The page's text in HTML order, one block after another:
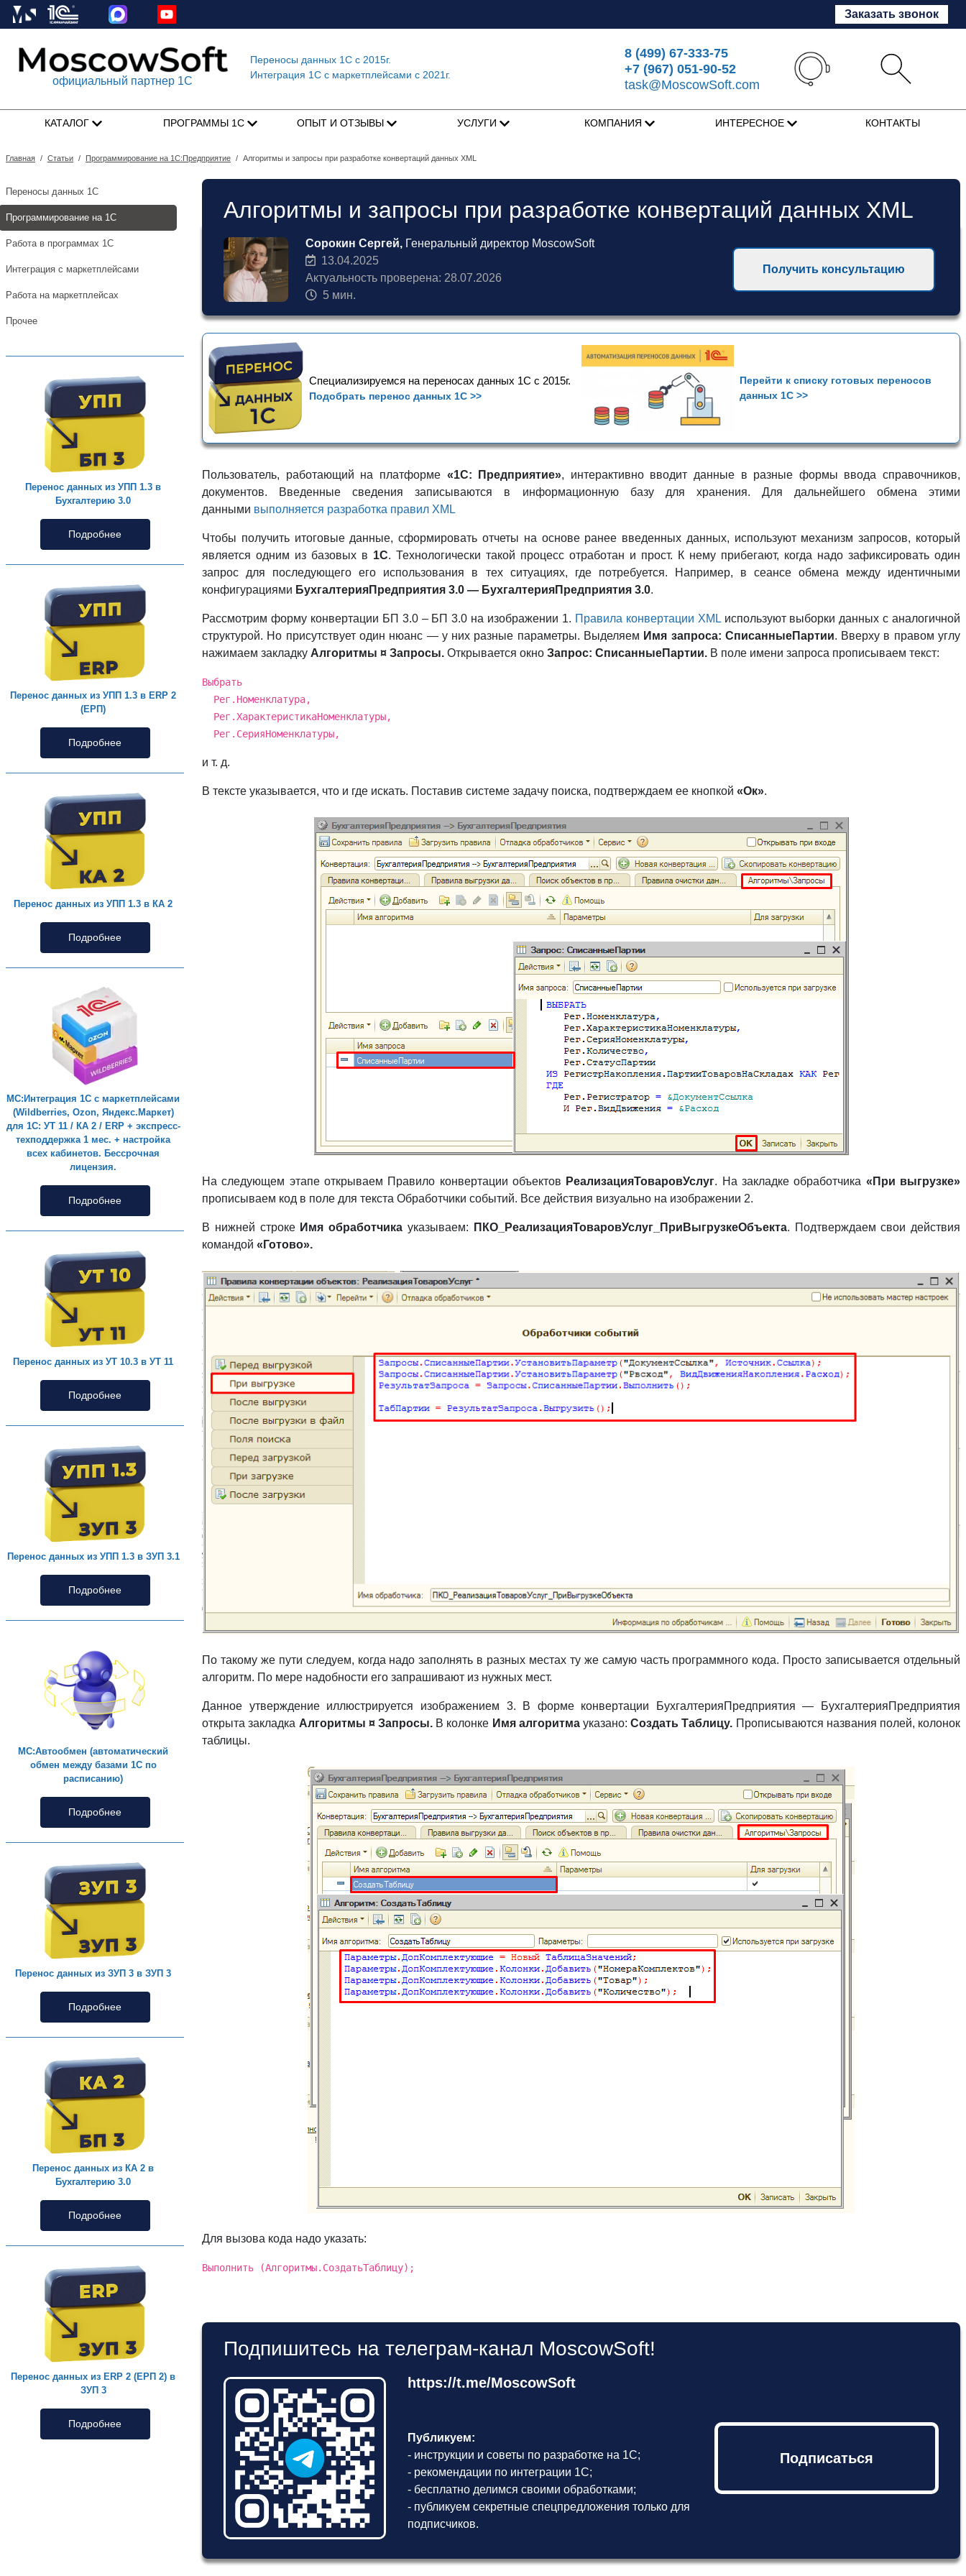
Заказать звонок
официальный партнер 1С
Переносы данных 1Сс 2015г.
Интеграция 1C с маркетплейсами с 2021г.
8 (499) 67-333-75
+7 (967) 051-90-52
task@MoscowSoft.com
КАТАЛОГ ПРОГРАММЫ 1С ОПЫТ И ОТЗЫВЫ УСЛУГИ КОМПАНИЯ ИНТЕРЕСНОЕ КОНТАКТЫ
Главная / Статьи / Программирование на 1С:Предприятие / Алгоритмы и запросы при разработке конвертаций данных XML
Переносы данных 1С
Программирование на 1С
Работа в программах 1С
Интеграция с маркетплейсами
Работа на маркетплейсах
Прочее
Перенос данных из УПП 1.3 в
Бухгалтерию 3.0
Подробнее
Перенос данных из УПП 1.3 в ERP 2
(ЕРП)
Подробнее
Перенос данных из УПП 1.3 в КА 2
Подробнее
МС:Интеграция 1С с маркетплейсами
(Wildberries, Ozon, Яндекс.Маркет)
для 1С: УТ 11 / КА 2 / ERP + экспресс-
техподдержка 1 мес. + настройка
всех кабинетов. Бессрочная
лицензия.
Подробнее
Перенос данных из УТ 10.3 в УТ 11
Подробнее
Перенос данных из УПП 1.3 в ЗУП 3.1
Подробнее
МС:Автообмен (автоматический
обмен между базами 1С по
расписанию)
Подробнее
Перенос данных из ЗУП 3 в ЗУП 3
Подробнее
Перенос данных из КА 2 в
Бухгалтерию 3.0
Подробнее
Перенос данных из ERP 2 (ЕРП 2) в
ЗУП 3
Подробнее
Алгоритмы и запросы при разработке конвертаций данных XML
Сорокин Сергей, Генеральный директор MoscowSoft
13.04.2025
Актуальность проверена: 28.07.2026
5 мин.
Получить консультацию
Специализируемся на переносах данных 1С с 2015г.
Подобрать перенос данных 1С >>
Перейти к списку готовых переносов
данных 1С >>
Пользователь, работающий на платформе «1С: Предприятие», интерактивно вводит данные в разные формы ввода справочников,
документов. Введенные сведения записываются в информационную базу для хранения. Для дальнейшего обмена этими
данными выполняется разработка правил XML
Чтобы получить итоговые данные, сформировать отчеты на основе ранее введенных данных, используют механизм запросов, который
является одним из базовых в 1С. Технологически такой процесс отработан и прост. К нему прибегают, когда надо зафиксировать один
запрос для последующего его использования в тех ситуациях, где потребуется. Например, в сеансе обмена между идентичными
конфигурациями БухгалтерияПредприятия 3.0 — БухгалтерияПредприятия 3.0.
Рассмотрим форму конвертации БП 3.0 – БП 3.0 на изображении 1. Правила конвертации XMLиспользуют выборки данных с аналогичной
структурой. Но присутствует один нюанс — у них разные параметры. Выделяем Имя запроса: СписанныеПартии. Вверху в правом углу
нажимаем закладкуАлгоритмы ¤ Запросы.Открывается окно Запрос: СписанныеПартии. В поле имени запроса прописываем текст:
Выбрать
Рег.Номенклатура,
Рег.ХарактеристикаНоменклатуры,
Рег.СерияНоменклатуры,
и т. д.
В тексте указывается, что и где искать. Поставив системе задачу поиска, подтверждаем ее кнопкой«Ок».
На следующем этапе открываем Правило конвертации объектов РеализацияТоваровУслуг. На закладке обработчика «При выгрузке»
прописываем код в поле для текста Обработчики событий. Все действия визуально на изображении 2.
В нижней строке Имя обработчика указываем: ПКО_РеализацияТоваровУслуг_ПриВыгрузкеОбъекта. Подтверждаем свои действия
командой«Готово».
По такому же пути следуем, когда надо заполнять в разных местах ту же самую часть программного кода. Просто записывается отдельный
алгоритм. По мере надобности его запрашивают из нужных мест.
Данное утверждение иллюстрируется изображением 3. В форме конвертации БухгалтерияПредприятия — БухгалтерияПредприятия
открыта закладка Алгоритмы ¤ Запросы. В колонке Имя алгоритма указано: Создать Таблицу. Прописываются названия полей, колонок
таблицы.
Для вызова кода надо указать:
Выполнить (Алгоритмы.СоздатьТаблицу);
Подпишитесь на телеграм-канал MoscowSoft!
https://t.me/MoscowSoft
Публикуем:
- инструкции и советы по разработке на 1С;
- рекомендации по интеграции 1С;
- бесплатно делимся своими обработками;
- публикуем секретные спецпредложения только для
подписчиков.
Подписаться